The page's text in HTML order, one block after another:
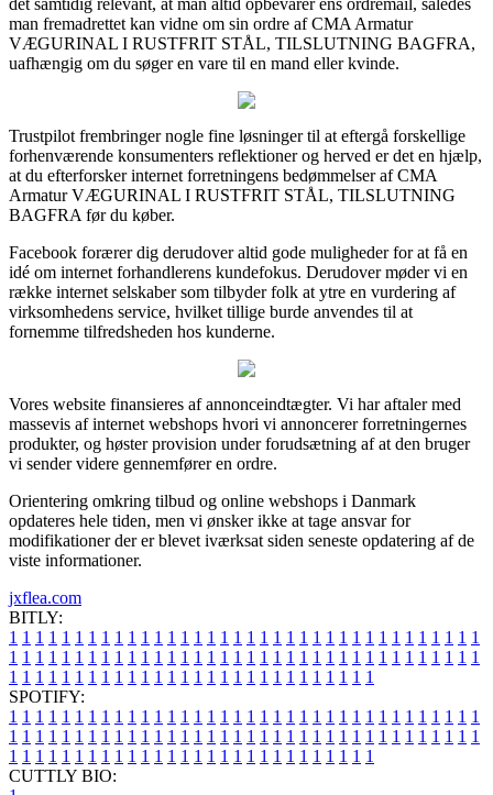
man fremadrettet kan vidne om sin ordre af CMA Armatur
VÆGURINAL I RUSTFRIT STÅL, TILSLUTNING BAGFRA,
uafhængig om du søger en vare til en mand eller kvinde.
Trustpilot frembringer nogle fine løsninger til at eftergå forskellige
forhenværende konsumenters reflektioner og herved er det en hjælp,
at du efterforsker internet forretningens bedømmelser af CMA
Armatur VÆGURINAL I RUSTFRIT STÅL, TILSLUTNING
BAGFRA før du køber.
Facebook forærer dig derudover altid gode muligheder for at få en
idé om internet forhandlerens kundefokus. Derudover møder vi en
række internet selskaber som tilbyder folk at ytre en vurdering af
virksomhedens service, hvilket tillige burde anvendes til at
fornemme tilfredsheden hos kunderne.
Vores website finansieres af annonceindtægter. Vi har aftaler med
massevis af internet webshops hvori vi annoncerer forretningernes
produkter, og høster provision under forudsætning af at den bruger
vi sender videre gennemfører en ordre.
Orientering omkring tilbud og online webshops i Danmark
opdateres hele tiden, men vi ønsker ikke at tage ansvar for
modifikationer der er blevet iværksat siden seneste opdatering af de
viste informationer.
jxflea.com
BITLY:
1 1 1 1 1 1 1 1 1 1 1 1 1 1 1 1 1 1 1 1 1 1 1 1 1 1 1 1 1 1 1 1 1 1 1 1
1 1 1 1 1 1 1 1 1 1 1 1 1 1 1 1 1 1 1 1 1 1 1 1 1 1 1 1 1 1 1 1 1 1 1 1
1 1 1 1 1 1 1 1 1 1 1 1 1 1 1 1 1 1 1 1 1 1 1 1 1 1 1 1
SPOTIFY:
1 1 1 1 1 1 1 1 1 1 1 1 1 1 1 1 1 1 1 1 1 1 1 1 1 1 1 1 1 1 1 1 1 1 1 1
1 1 1 1 1 1 1 1 1 1 1 1 1 1 1 1 1 1 1 1 1 1 1 1 1 1 1 1 1 1 1 1 1 1 1 1
1 1 1 1 1 1 1 1 1 1 1 1 1 1 1 1 1 1 1 1 1 1 1 1 1 1 1 1
CUTTLY BIO: